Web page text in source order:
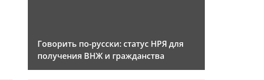
Говорить по-русски: статус НРЯ для
получения ВНЖ и гражданства